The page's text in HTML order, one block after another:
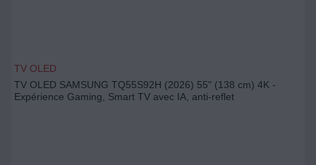
TV OLED
TV OLED SAMSUNG TQ55S92H (2026) 55" (138 cm) 4K -
Expérience Gaming, Smart TV avec IA, anti-reflet